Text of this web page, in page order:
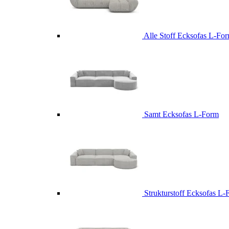
Alle Stoff Ecksofas L-
Samt Ecksofas L-Form
Strukturstoff Ecksofas L-